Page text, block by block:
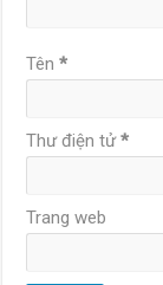
Tên*
Thư điện tử*
Trang web